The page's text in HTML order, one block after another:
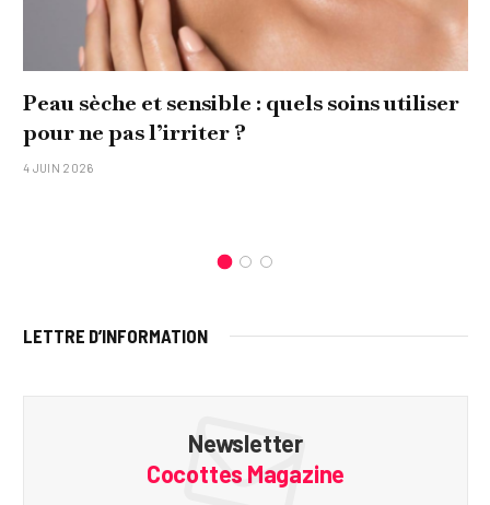
Peau sèche et sensible : quels soins utiliser
pour ne pas l’irriter ?
4 JUIN 2026
LETTRE D’INFORMATION
Newsletter
Cocottes Magazine